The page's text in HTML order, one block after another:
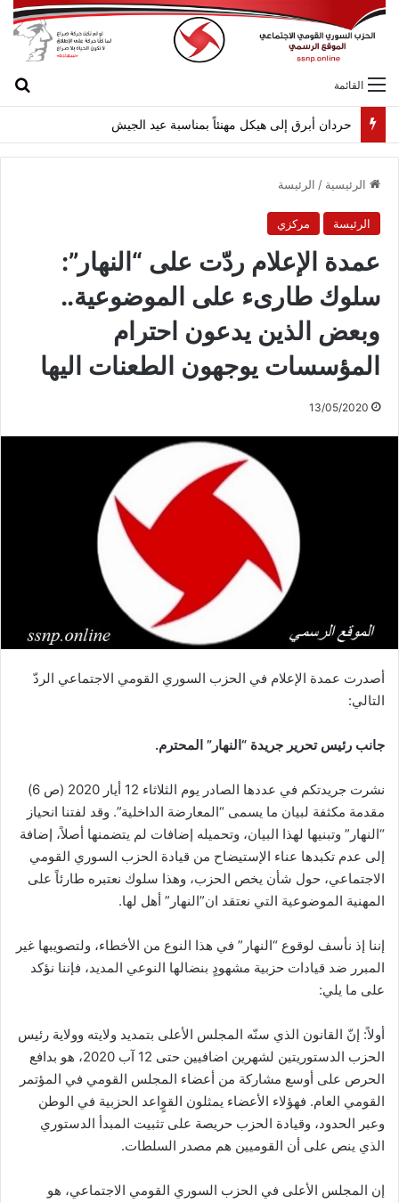
القائمة
حردان أبرق إلى هيكل مهنئاً بمناسبة عيد الجيش
الرئيسية / الرئيسة
الرئيسة مركزي
عمدة الإعلام ردّت على “النهار”:
سلوك طارىء على الموضوعية..
وبعض الذين يدعون احترام
المؤسسات يوجهون الطعنات اليها
13/05/2020
أصدرت عمدة الإعلام في الحزب السوري القومي الاجتماعي الردّ
التالي:
جانب رئيس تحرير جريدة “النهار” المحترم.
نشرت جريدتكم في عددها الصادر يوم الثلاثاء 12 أيار 2020 (ص 6)
مقدمة مكثفة لبيان ما يسمى “المعارضة الداخلية”. وقد لفتنا انحياز
“النهار” وتبنيها لهذا البيان، وتحميله إضافات لم يتضمنها أصلاً، إضافة
إلى عدم تكبدها عناء الإستيضاح من قيادة الحزب السوري القومي
الاجتماعي، حول شأن يخص الحزب، وهذا سلوك نعتبره طارئاً على
المهنية الموضوعية التي نعتقد ان”النهار” أهل لها.
إننا إذ نأسف لوقوع “النهار” في هذا النوع من الأخطاء، ولتصويبها غير
المبرر ضد قيادات حزبية مشهودٍ بنضالها النوعي المديد، فإننا نؤكد
على ما يلي:
أولاً: إنّ القانون الذي سنّه المجلس الأعلى بتمديد ولايته وولاية رئيس
الحزب الدستوريتين لشهرين اضافيين حتى 12 آب 2020، هو بدافع
الحرص على أوسع مشاركة من أعضاء المجلس القومي في المؤتمر
القومي العام. فهؤلاء الأعضاء يمثلون القوٍاعد الحزبية في الوطن
وعبر الحدود، وقيادة الحزب حريصة على تثبيت المبدأ الدستوري
الذي ينص على أن القوميين هم مصدر السلطات.
إن المجلس الأعلى في الحزب السوري القومي الاجتماعي، هو